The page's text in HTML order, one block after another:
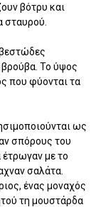
βότρυ και
σταυρού.
Το ύψος
που φύονται τα
ως
σπόρους του
έτρωγαν με το
σαλάτα.
ένας μοναχός
τη μουστάρδα